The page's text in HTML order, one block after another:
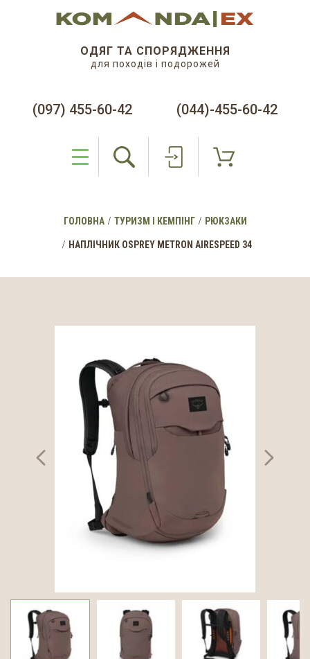
ОДЯГ ТА СПОРЯДЖЕННЯ
для походів і подорожей
(097) 455-60-42 (044)-455-60-42
ГОЛОВНА ТУРИЗМ І КЕМПІНГ РЮКЗАКИ
НАПЛІЧНИК OSPREY METRON AIRESPEED 34